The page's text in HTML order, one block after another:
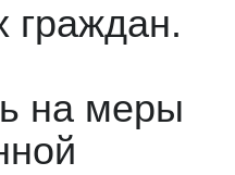
граждан.
на меры